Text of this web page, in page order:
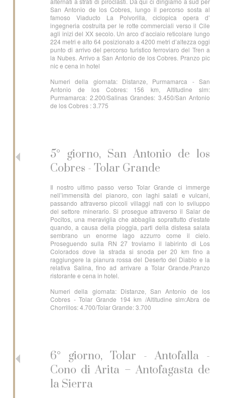
San Antonio de los Cobres, lungo il percorso sosta al
famoso Viaducto La Polvorilla, ciclopica opera d’
ingegneria costruita per le rotte commerciali verso il Cile
agli inizi del XX secolo. Un arco d’acciaio reticolare lungo
224 metri e alto 64 posizionato a 4200 metri d’altezza oggi
punto di arrivo del percorso turistico ferroviaro del Tren a
la Nubes. Arrivo a San Antonio de los Cobres. Pranzo pic
nic e cena in hotel
Numeri della giornata: Distanze, Purmamarca - San
Antonio de los Cobres: 156 km, Altitudine slm:
Purmamarca: 2.200/Salinas Grandes: 3.450/San Antonio
de los Cobres : 3.775
5° giorno, San Antonio de los
Cobres - Tolar Grande
Il nostro ultimo passo verso Tolar Grande ci immerge
nell’immensità del pianoro, con laghi salati e vulcani,
passando attraverso piccoli villaggi nati con lo sviluppo
del settore minerario. Si prosegue attraverso il Salar de
Pocitos, una meraviglia che abbaglia soprattutto d'estate
quando, a causa della pioggia, parti della distesa salata
sembrano un enorme lago azzurro come il cielo.
Proseguendo sulla RN 27 troviamo il labirinto di Los
Colorados dove la strada si snoda per 20 km fino a
raggiungere la pianura rossa del Deserto del Diablo e la
relativa Salina, fino ad arrivare a Tolar Grande.Pranzo
ristorante e cena in hotel.
Numeri della giornata: Distanze, San Antonio de los
Cobres - Tolar Grande 194 km /Altitudine slm:Abra de
Chorrillos: 4.700/Tolar Grande: 3.700
6° giorno, Tolar - Antofalla -
Cono di Arita – Antofagasta de
la Sierra